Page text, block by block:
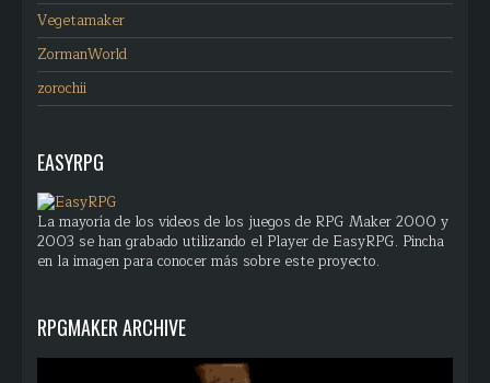
Vegetamaker
ZormanWorld
zorochii
EASYRPG
La mayoría de los videos de los juegos de RPG Maker 2000 y
2003 se han grabado utilizando el Player de EasyRPG. Pincha
en la imagen para conocer más sobre este proyecto.
RPGMAKER ARCHIVE